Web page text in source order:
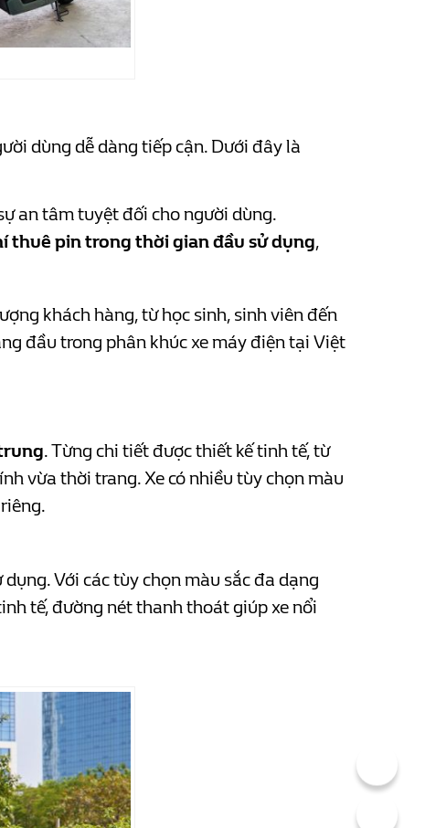
dùng dễ dàng tiếp cận. Dưới đây là
an tâm tuyệt đối cho người dùng.
thuê pin trong thời gian đầu sử dụng,
khách hàng, từ học sinh, sinh viên đến
đầu trong phân khúc xe máy điện tại Việt
. Từng chi tiết được thiết kế tinh tế, từ
vừa thời trang. Xe có nhiều tùy chọn màu
Với các tùy chọn màu sắc đa dạng
tế, đường nét thanh thoát giúp xe nổi